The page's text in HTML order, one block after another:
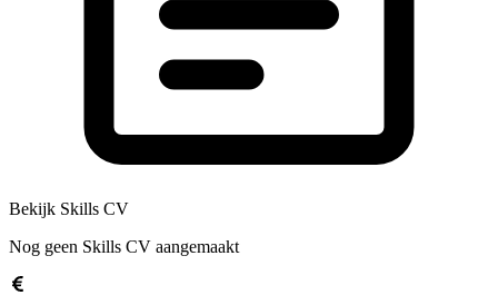
Bekijk Skills CV
Nog geen Skills CV aangemaakt